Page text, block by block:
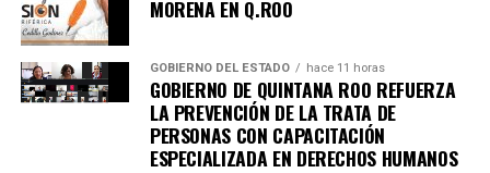
MORENA EN Q.ROO
GOBIERNO DEL ESTADO hace 11 horas
GOBIERNO DE QUINTANA ROO REFUERZA
LA PREVENCIÓN DE LA TRATA DE
PERSONAS CON CAPACITACIÓN
ESPECIALIZADA EN DERECHOS HUMANOS